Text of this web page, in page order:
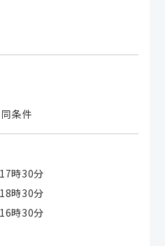
条件
時30分
時30分
時30分